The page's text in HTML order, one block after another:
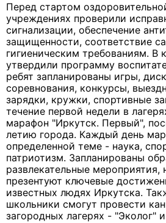
Перед стартом
учреждениях проверили
сигнализации, обеспечение
защищенности, соответствие
гигиеническим требованиям. В
утвердили программу
ребят запланированы игры,
соревнования, конкурсы,
зарядки, кружки, спортивные
течение первой недели в
марафон "Иркутск. Первый",
летию города. Каждый день
определенной теме - наука,
патриотизм. Запланированы
развлекательные мероприятия,
презентуют ключевые
известных людях Иркутска.
школьники смогут провести
загородных лагерях - "Эколог"